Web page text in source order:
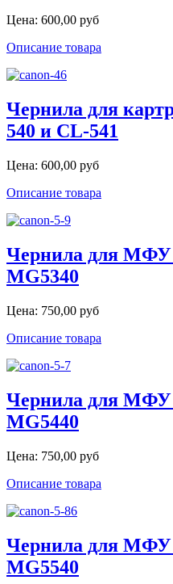
Цена: 600,00 руб
Описание товара
Чернила для
540 и CL-541
Цена: 600,00 руб
Описание товара
Чернила для МФУ
MG5340
Цена: 750,00 руб
Описание товара
Чернила для МФУ
MG5440
Цена: 750,00 руб
Описание товара
Чернила для МФУ
MG5540